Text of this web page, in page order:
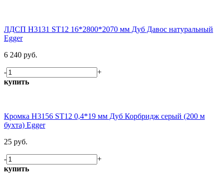
ЛДСП H3131 ST12 16*2800*2070 мм Дуб Давос натуральный
Egger
6 240 руб.
-
+
купить
Кромка H3156 ST12 0,4*19 мм Дуб Корбридж серый (200 м
бухта) Egger
25 руб.
-
+
купить